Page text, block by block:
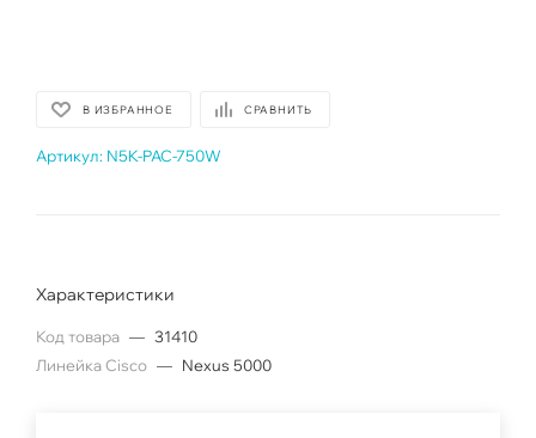
В ИЗБРАННОЕ СРАВНИТЬ
Артикул: N5K-PAC-750W
Характеристики
Код товара — 31410
Линейка Cisco — Nexus 5000